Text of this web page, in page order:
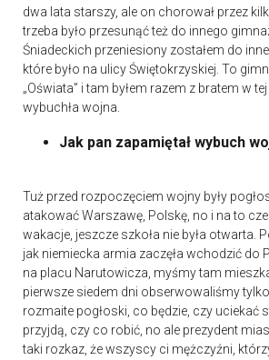
dwa lata starszy, ale on chorował przez
trzeba było przesunąć też do innego
Śniadeckich przeniesiony zostałem do
które było na ulicy Świętokrzyskiej. To
„Oświata” i tam byłem razem z bratem w
wybuchła wojna.
Jak pan zapamiętał wybuch
Tuż przed rozpoczęciem wojny były
atakować Warszawę, Polskę, no i na to
wakacje, jeszcze szkoła nie była otwarta.
jak niemiecka armia zaczęła wchodzić do
na placu Narutowicza, myśmy tam
pierwsze siedem dni obserwowaliśmy
rozmaite pogłoski, co będzie, czy uciekać
przyjdą, czy co robić, no ale prezydent
taki rozkaz, że wszyscy ci mężczyźni,